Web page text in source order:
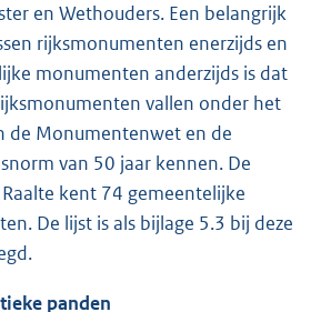
en Wethouders. Een belangrijk
rijksmonumenten enerzijds en
monumenten anderzijds is dat
vallen onder het
de Monumentenwet en de
van 50 jaar kennen. De
kent 74 gemeentelijke
De lijst is als bijlage 5.3 bij deze
panden